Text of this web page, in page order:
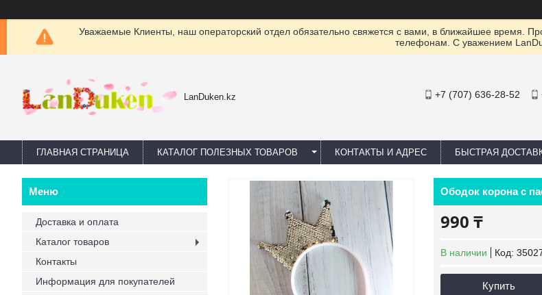
Уважаемые Клиенты, наш операторский отдел обязательно свяжется с вами, в ближайшее время.
телефонам. С уважением
LanDuken.kz +7 (707) 636-28-52
ГЛАВНАЯ СТРАНИЦА КАТАЛОГ ПОЛЕЗНЫХ ТОВАРОВ КОНТАКТЫ И АДРЕС БЫСТРАЯ
Ободок корона с
990 ₸
В наличии Код:
Купить
Доставка и оплата
Каталог товаров
Контакты
Информация для покупателей